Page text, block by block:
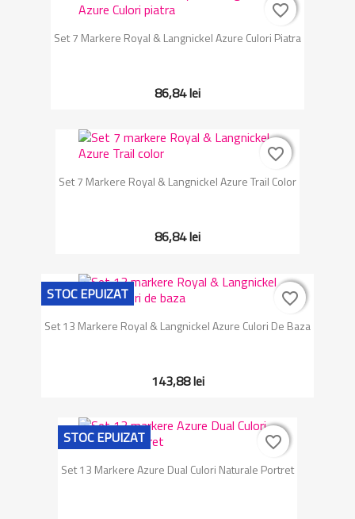
Set 7 Markere Royal & Langnickel Azure Culori Piatra
86,84 lei
favorite_border
favorite_border
Set 7 Markere Royal & Langnickel Azure Trail Color
86,84 lei
favorite_border
favorite_border
Set 13 Markere Royal & Langnickel Azure Culori De Baza
143,88 lei
STOC EPUIZAT favorite_border
favorite_border
Set 13 Markere Azure Dual Culori Naturale Portret
STOC EPUIZAT favorite_border
favorite_border